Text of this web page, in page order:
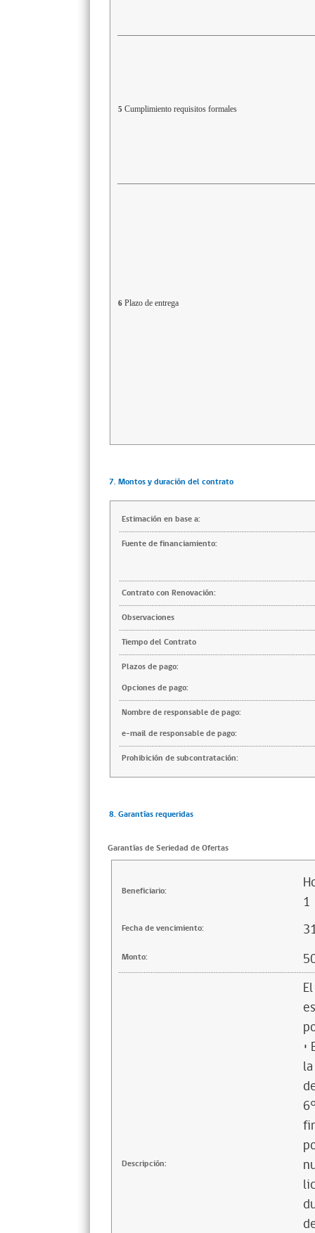
5 Cumplimiento requisitos formales
6 Plazo de entrega
7. Montos y duración del contrato
Estimación en base a:
Fuente de financiamiento:
Contrato con Renovación:
Observaciones
Tiempo del Contrato
Plazos de pago:
Opciones de pago:
Nombre de responsable de pago:
e-mail de responsable de pago:
Prohibición de subcontratación:
8. Garantías requeridas
Garantías de Seriedad de Ofertas
Beneficiario:
1
Fecha de vencimiento:
Monto:
Descripción:
•